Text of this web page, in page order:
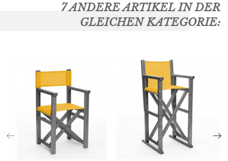
7 ANDERE ARTIKEL IN DER
GLEICHEN KATEGORIE: